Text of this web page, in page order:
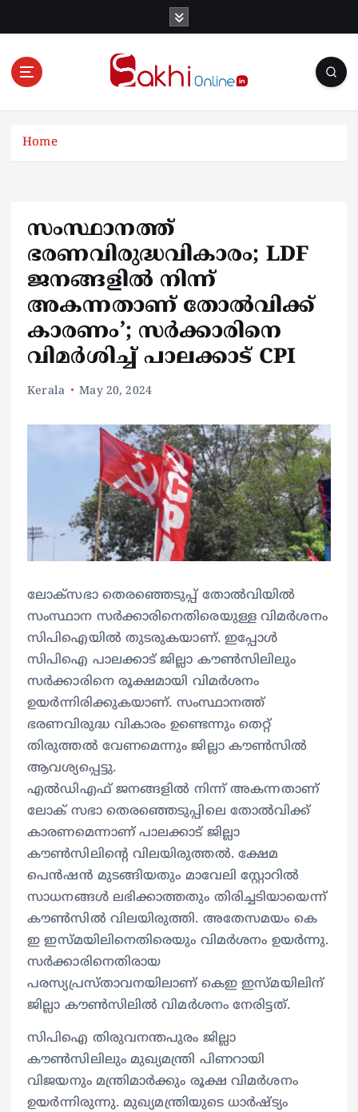
Online News Portal
Home
സംസ്ഥാനത്ത്
ഭരണവിരുദ്ധവികാരം; LDF
ജനങ്ങളിൽ നിന്ന്
അകന്നതാണ് തോൽവിക്ക്
കാരണം’; സർക്കാരിനെ
വിമർശിച്ച് പാലക്കാട് CPI
Kerala May 20, 2024
ലോക്‌സഭാ തെരഞ്ഞെടുപ്പ് തോൽവിയിൽ
സംസ്ഥാന സർക്കാരിനെതിരെയുള്ള വിമർശനം
സിപിഐയിൽ തുടരുകയാണ്. ഇപ്പോൾ
സിപിഐ പാലക്കാട് ജില്ലാ കൗൺസിലിലും
സർക്കാരിനെ രൂക്ഷമായി വിമർശനം
ഉയർന്നിരിക്കുകയാണ്. സംസ്ഥാനത്ത്
ഭരണവിരുദ്ധ വികാരം ഉണ്ടെന്നും തെറ്റ്
തിരുത്തൽ വേണമെന്നും ജില്ലാ കൗൺസിൽ
ആവശ്യപ്പെട്ടു.
എൽഡിഎഫ് ജനങ്ങളിൽ നിന്ന് അകന്നതാണ്
ലോക് സഭാ തെരഞ്ഞെടുപ്പിലെ തോൽവിക്ക്
കാരണമെന്നാണ് പാലക്കാട് ജില്ലാ
കൗൺസിലിന്റെ വിലയിരുത്തൽ. ക്ഷേമ
പെൻഷൻ മുടങ്ങിയതും മാവേലി സ്റ്റോറിൽ
സാധനങ്ങൾ ലഭിക്കാത്തതും തിരിച്ചടിയായെന്ന്
കൗൺസിൽ വിലയിരുത്തി. അതേസമയം കെ
ഇ ഇസ്മയിലിനെതിരെയും വിമർശനം ഉയർന്നു.
സർക്കാരിനെതിരായ
പരസ്യപ്രസ്താവനയിലാണ് കെഇ ഇസ്മയിലിന്
ജില്ലാ കൗൺസിലിൽ വിമർശനം നേരിട്ടത്.
സിപിഐ തിരുവനന്തപുരം ജില്ലാ
കൗൺസിലിലും മുഖ്യമന്ത്രി പിണറായി
വിജയനും മന്ത്രിമാർക്കും രൂക്ഷ വിമർശനം
ഉയർന്നിരുന്നു. മുഖ്യമന്ത്രിയുടെ ധാർഷ്ട്യം